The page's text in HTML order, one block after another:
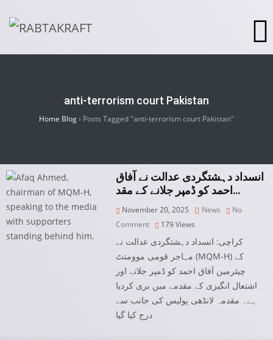
anti-terrorism court Pakistan
Home Blog› Posts Tagged "anti-terrorism court Pakistan"
انسداد دہشتگردی عدالت نے آفاق
احمد کو ڈمپر جلانے کے مقد…
November 20, 2025 News
No
Comment
179Views
کراچی: انسداد دہشتگردی عدالت نے
مہاجر قومی موومنٹ (MQM-H) کے
چیئرمین آفاق احمد کو ڈمپر جلانے اور
اشتعال انگیزی کے مقدمے میں بری کردیا
ہے۔ مقدمہ لانڈھی پولیس کی جانب سے
درج کیا گیا